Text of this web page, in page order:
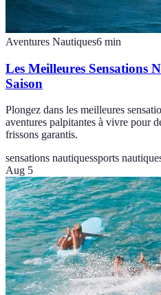
Aventures Nautiques6 min
Les Meilleures Sensations
Saison
Plongez dans les meilleures
aventures palpitantes à vivre pour
frissons garantis.
sensations nautiquessports
Aug 5